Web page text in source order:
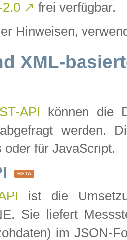
↗ frei verfügbar.
Hinweisen,
XML-
API können die
werden.
oder für JavaScript.
BETA
ist die
Sie liefert
im JSON-